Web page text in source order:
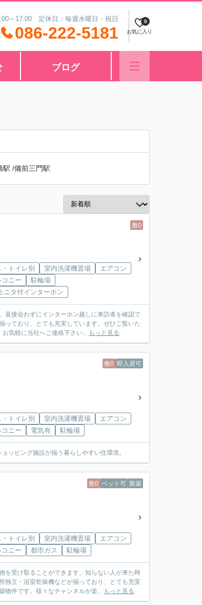
～17:00 定休日：毎週水曜日・祝日
086-222-5181 お気に入り
0
ブログ
駅 /備前三門駅
敷0
トイレ別 室内洗濯機置場
エアコン
ニー
駐輪場
ニタ付インターホン
接会わずにインターホン越しに来訪者を確認で
っており、とても充実しています。ぜひご覧いた
気軽に当社へご連絡下さい... もっと見る
敷0 即入居可
トイレ別 室内洗濯機置場
エアコン
ニー
電気有 駐輪場
ッピング施設が揃う暮らしやすい住環境。
敷0 ペット可 新築
トイレ別 室内洗濯機置場
エアコン
ニー
都市ガス 駐輪場
を受け取ることができます。知らない人が来た時
独立・浴室乾燥機などが揃っており、とても充実
物件です。様々なチャンネルが楽... もっと見る